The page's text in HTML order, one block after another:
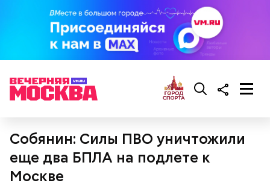
Собянин: Силы ПВО уничтожили
еще два БПЛА на подлете к
Москве